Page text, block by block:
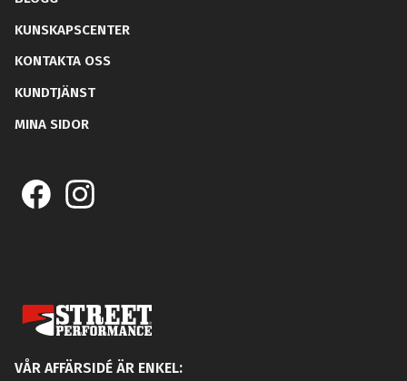
KUNSKAPSCENTER
KONTAKTA OSS
KUNDTJÄNST
MINA SIDOR
VÅR AFFÄRSIDÉ ÄR ENKEL: